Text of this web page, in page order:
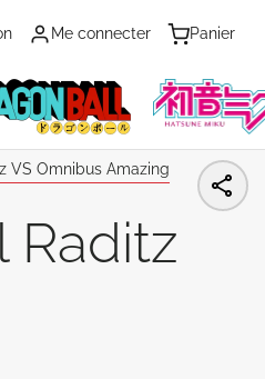
Me connecter Panier
VS Omnibus Amazing
Raditz